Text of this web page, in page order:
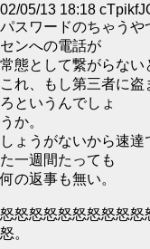
02/05/13 18:18
パスワードのちゃう
センへの電話が
常態として繋がらない
これ、もし第三者に
ろというんでしょ
うか。
しょうがないから速
た一週間たっても
何の返事も無い。
怒怒怒怒怒怒怒怒怒
怒。